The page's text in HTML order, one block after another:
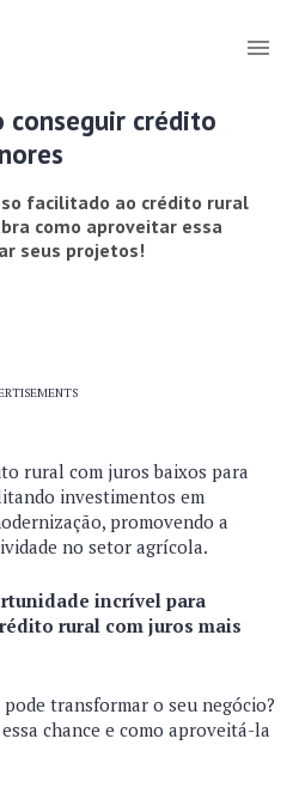
crédito
facilitado ao crédito rural
como aproveitar essa
seus projetos!
rural com juros baixos para
investimentos em
promovendo a
no setor agrícola.
incrível para
rural com juros mais
transformar o seu negócio?
chance e como aproveitá-la